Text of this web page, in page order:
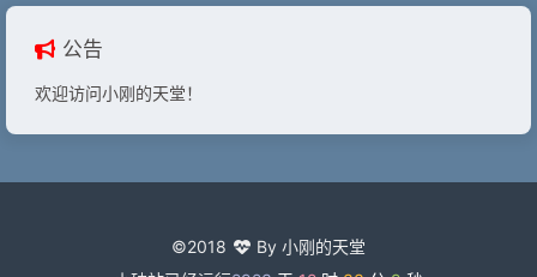
公告
欢迎访问小刚的天堂！
©2018
By 小刚的天堂